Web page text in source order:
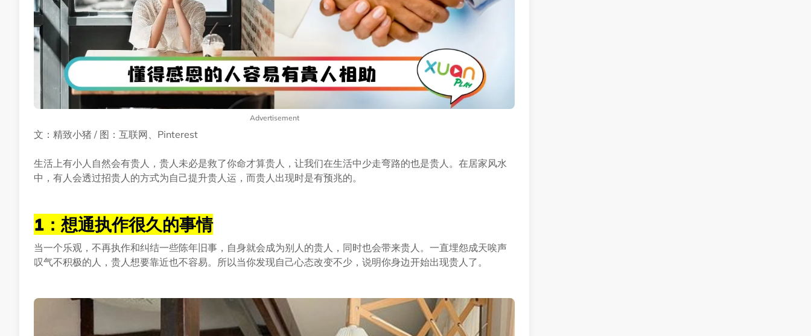
Advertisement
文：精致小猪 / 图：互联网、Pinterest
生活上有小人自然会有贵人，贵人未必是救了你命才算贵人，让我们在生活中少走弯路的也是贵人。在居家风水
中，有人会透过招贵人的方式为自己提升贵人运，而贵人出现时是有预兆的。
1：想通执作很久的事情
当一个乐观，不再执作和纠结一些陈年旧事，自身就会成为别人的贵人，同时也会带来贵人。一直埋怨成天唉声
叹气不积极的人，贵人想要靠近也不容易。所以当你发现自己心态改变不少，说明你身边开始出现贵人了。